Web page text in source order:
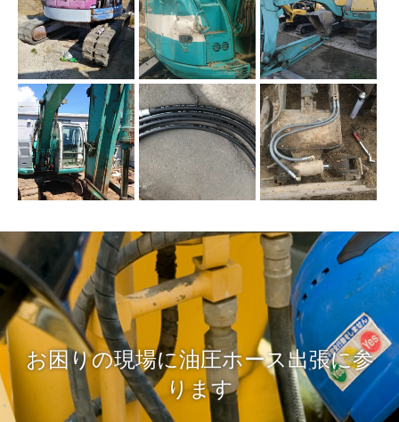
お困りの現場に油圧ホース出張に参
ります